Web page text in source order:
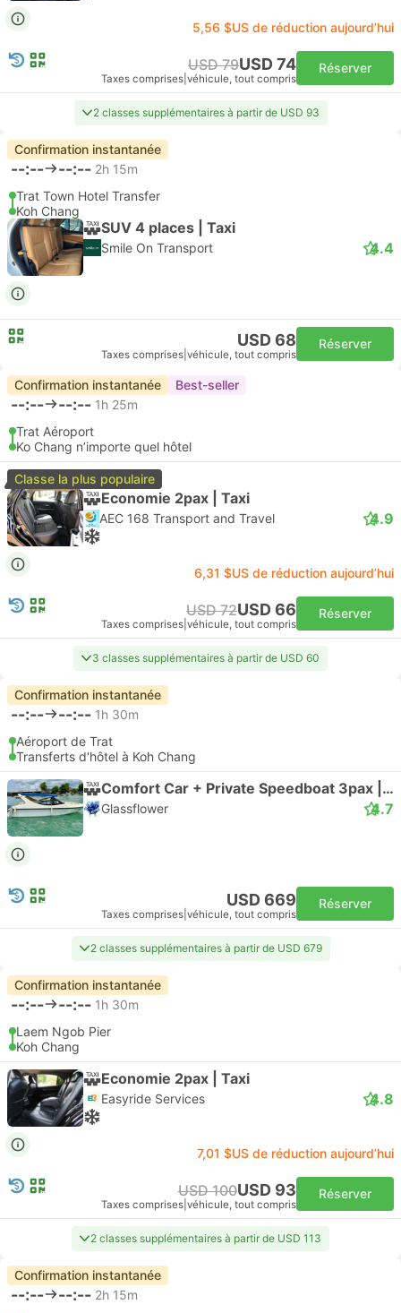
5,56 $US de réduction aujourd’hui
USD 79USD 74
Taxes comprises véhicule, tout compris
Réserver
2 classes supplémentaires à partir de USD 93
Confirmation instantanée
--:-- --:-- 2h 15m
Trat Town Hotel Transfer
Koh Chang
SUV 4 places | Taxi
Smile On Transport 4.4
USD 68
Taxes comprises véhicule, tout compris
Réserver
Confirmation instantanée Best-seller
--:-- --:-- 1h 25m
Trat Aéroport
Ko Chang n’importe quel hôtel
Classe la plus populaire
Economie 2pax | Taxi
AEC 168 Transport and Travel 4.9
6,31 $US de réduction aujourd’hui
USD 72USD 66
Taxes comprises véhicule, tout compris
Réserver
3 classes supplémentaires à partir de USD 60
Confirmation instantanée
--:-- --:-- 1h 30m
Aéroport de Trat
Transferts d'hôtel à Koh Chang
Comfort Car + Private Speedboat 3pax | Taxi
Glassflower 4.7
USD 669
Taxes comprises véhicule, tout compris
Réserver
2 classes supplémentaires à partir de USD 679
Confirmation instantanée
--:-- --:-- 1h 30m
Laem Ngob Pier
Koh Chang
Economie 2pax | Taxi
Easyride Services 4.8
7,01 $US de réduction aujourd’hui
USD 100USD 93
Taxes comprises véhicule, tout compris
Réserver
2 classes supplémentaires à partir de USD 113
Confirmation instantanée
--:-- --:-- 2h 15m